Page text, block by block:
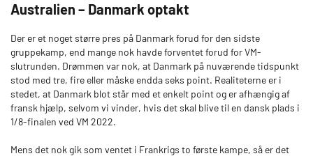
Australien – Danmark optakt
Der er et noget større pres på Danmark forud for den sidste
gruppekamp, end mange nok havde forventet forud for VM-
slutrunden. Drømmen var nok, at Danmark på nuværende tidspunkt
stod med tre, fire eller måske endda seks point. Realiteterne er i
stedet, at Danmark blot står med et enkelt point og er afhængig af
fransk hjælp, selvom vi vinder, hvis det skal blive til en dansk plads i
1/8-finalen ved VM 2022.
Mens det nok gik som ventet i Frankrigs to første kampe, så er det